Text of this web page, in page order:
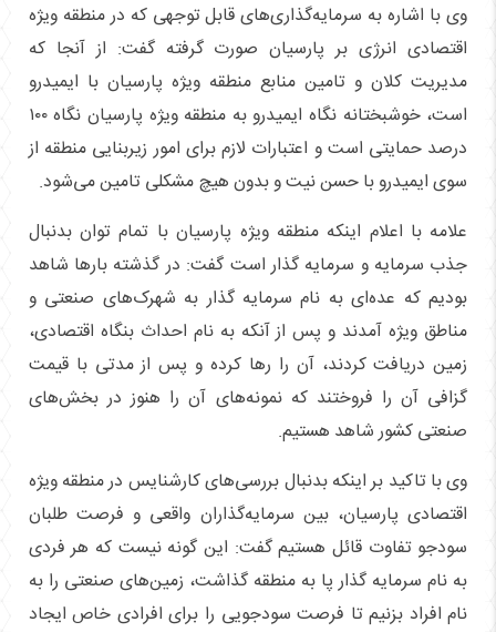
وی با اشاره به سرمایه‌گذاری‌های قابل توجهی که در منطقه ویژه
اقتصادی انرژی بر پارسیان صورت گرفته گفت: از آنجا که
مدیریت کلان و تامین منابع منطقه ویژه پارسیان با ایمیدرو
است، خوشبختانه نگاه ایمیدرو به منطقه ویژه پارسیان نگاه ۱۰۰
درصد حمایتی است و اعتبارات لازم برای امور زیربنایی منطقه از
سوی ایمیدرو با حسن نیت و بدون هیچ مشکلی تامین می‌شود.
علامه با اعلام اینکه منطقه ویژه پارسیان با تمام توان بدنبال
جذب سرمایه و سرمایه گذار است گفت: در گذشته بار‌ها شاهد
بودیم که عده‌ای به نام سرمایه گذار به شهرک‌های صنعتی و
مناطق ویژه آمدند و پس از آنکه به نام احداث بنگاه اقتصادی،
زمین دریافت کردند، آن را رها کرده و پس از مدتی با قیمت
گزافی آن را فروختند که نمونه‌های آن را هنوز در بخش‌های
صنعتی کشور شاهد هستیم.
وی با تاکید بر اینکه بدنبال بررسی‌های کارشنایس در منطقه ویژه
اقتصادی پارسیان، بین سرمایه‌گذاران واقعی و فرصت طلبان
سودجو تفاوت قائل هستیم گفت: این گونه نیست که هر فردی
به نام سرمایه گذار پا به منطقه گذاشت، زمین‌های صنعتی را به
نام افراد بزنیم تا فرصت سودجویی را برای افرادی خاص ایجاد